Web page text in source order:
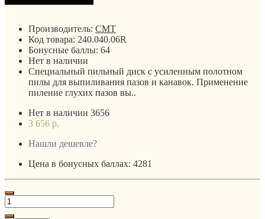
Производитель: CMT
Код товара: 240.040.06R
Бонусные баллы: 64
Нет в наличии
Специальный пильный диск с усиленным полотном
пилы для выпиливания пазов и канавок. Применение
пиление глухих пазов вы..
Нет в наличии 3656
3 656 р.
Нашли дешевле?
Цена в бонусных баллах: 4281